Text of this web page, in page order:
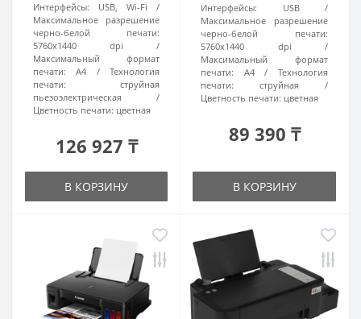
Интерфейсы:
USB, Wi-Fi
Максимальное разрешение
черно-белой печати:
5760x1440 dpi
Максимальный формат
печати:
A4
Технология
печати:
струйная
пьезоэлектрическая
Цветность печати: цветная
126 927 ₸
В КОРЗИНУ
Интерфейсы:
USB
Максимальное разрешение
черно-белой печати:
5760x1440 dpi
Максимальный формат
печати:
A4
Технология
печати:
струйная
Цветность печати: цветная
89 390 ₸
В КОРЗИНУ